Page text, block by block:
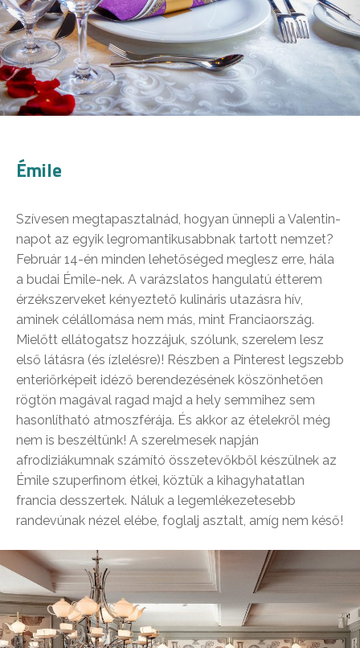
Émile
Szívesen megtapasztalnád, hogyan ünnepli a Valentin-
napot az egyik legromantikusabbnak tartott nemzet?
Február 14-én minden lehetőséged meglesz erre, hála
a budai Émile-nek. A varázslatos hangulatú étterem
érzékszerveket kényeztető kulináris utazásra hív,
aminek célállomása nem más, mint Franciaország.
Mielőtt ellátogatsz hozzájuk, szólunk, szerelem lesz
első látásra (és ízlelésre)! Részben a Pinterest legszebb
enteriőrképeit idéző berendezésének köszönhetően
rögtön magával ragad majd a hely semmihez sem
hasonlítható atmoszférája. És akkor az ételekről még
nem is beszéltünk! A szerelmesek napján
afrodiziákumnak számító összetevőkből készülnek az
Émile szuperfinom étkei, köztük a kihagyhatatlan
francia desszertek. Náluk a legemlékezetesebb
randevúnak nézel elébe, foglalj asztalt, amíg nem késő!